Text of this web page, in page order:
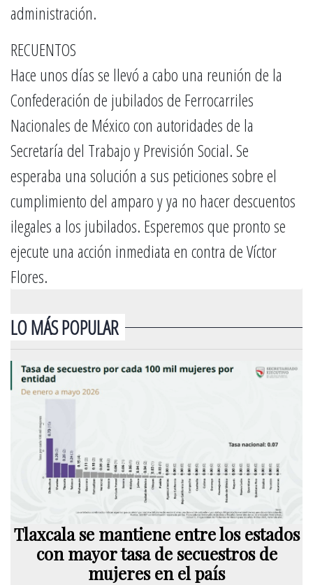
administración.
RECUENTOS
Hace unos días se llevó a cabo una reunión de la
Confederación de jubilados de Ferrocarriles
Nacionales de México con autoridades de la
Secretaría del Trabajo y Previsión Social. Se
esperaba una solución a sus peticiones sobre el
cumplimiento del amparo y ya no hacer descuentos
ilegales a los jubilados. Esperemos que pronto se
ejecute una acción inmediata en contra de Víctor
Flores.
LO MÁS POPULAR
Tlaxcala se mantiene entre los estados
con mayor tasa de secuestros de
mujeres en el país